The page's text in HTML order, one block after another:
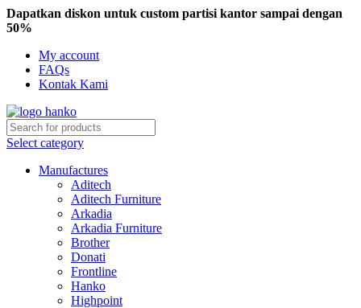
Dapatkan diskon untuk custom partisi kantor sampai dengan
50%
My account
FAQs
Kontak Kami
Select category
Manufactures
Aditech
Aditech Furniture
Arkadia
Arkadia Furniture
Brother
Donati
Frontline
Hanko
Highpoint